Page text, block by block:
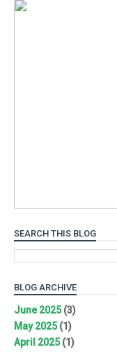
SEARCH THIS BLOG
BLOG ARCHIVE
June 2025(3)
May 2025(1)
April 2025(1)